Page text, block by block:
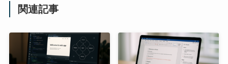
関連記事